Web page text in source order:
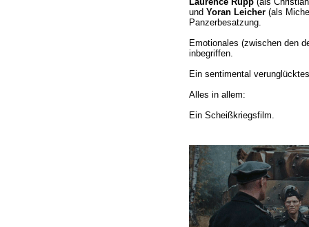
und Yoran Leicher(als
Panzerbesatzung.
Emotionales (zwischen den
inbegriffen.
Ein sentimental
Alles in allem:
Ein Scheißkriegsfilm.